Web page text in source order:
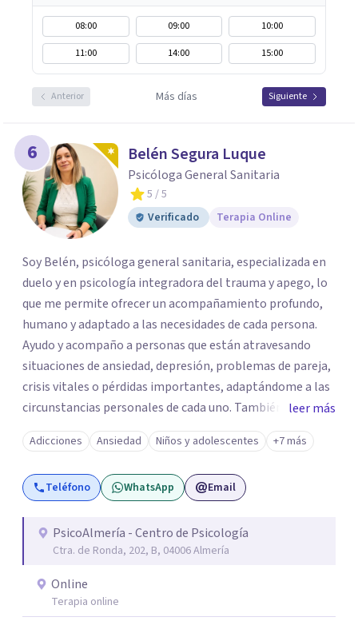
08:00 09:00
10:00
11:00
14:00 15:00
Anterior Más días Siguiente
6 Belén Segura Luque
Psicóloga General Sanitaria
5 / 5
Verificado
Terapia Online
Soy Belén, psicóloga general sanitaria, especializada en
duelo y en psicología integradora del trauma y apego, lo
que me permite ofrecer un acompañamiento profundo,
humano y adaptado a las necesidades de cada persona.
Ayudo y acompaño a personas que están atravesando
situaciones de ansiedad, depresión, problemas de pareja,
crisis vitales o pérdidas importantes, adaptándome a las
circunstancias personales de cada uno. También trabajo
con quienes no saben exactamente qué les pasa, pero
sienten que algo no va bien y quieren comprenderse
mejor. Desde la adolescencia tuve claro que quería
dedicarme a algo que me permitiera ayudar y estar cerca
acompañamiento desde un lugar seguro, con respeto,
escucha y herramientas que realmente ayuden. A día de
como psicóloga. Si quieres que te acompañe en este
momento de tu vida, no dudes en ponerte en contacto
leer más
Adicciones Ansiedad Niños y adolescentes +7 más
Teléfono WhatsApp Email
PsicoAlmería - Centro de Psicología
Ctra. de Ronda, 202, B, 04006 Almería
Online
Terapia online